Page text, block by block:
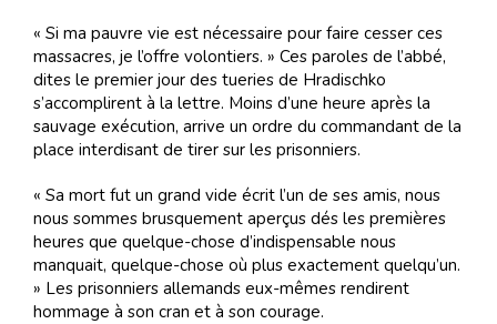
« Si ma pauvre vie est nécessaire pour faire cesser ces
massacres, je l’offre volontiers. » Ces paroles de l’abbé,
dites le premier jour des tueries de Hradischko
s’accomplirent à la lettre. Moins d’une heure après la
sauvage exécution, arrive un ordre du commandant de la
place interdisant de tirer sur les prisonniers.
« Sa mort fut un grand vide écrit l’un de ses amis, nous
nous sommes brusquement aperçus dés les premières
heures que quelque-chose d’indispensable nous
manquait, quelque-chose où plus exactement quelqu’un.
» Les prisonniers allemands eux-mêmes rendirent
hommage à son cran et à son courage.